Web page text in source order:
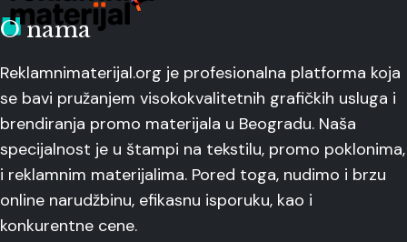
O nama
Reklamnimaterijal.org je profesionalna platforma koja
se bavi pružanjem visokokvalitetnih grafičkih usluga i
brendiranja promo materijala u Beogradu. Naša
specijalnost je u štampi na tekstilu, promo poklonima,
i reklamnim materijalima. Pored toga, nudimo i brzu
online narudžbinu, efikasnu isporuku, kao i
konkurentne cene.